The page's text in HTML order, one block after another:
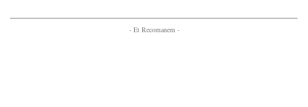
- Et Recomanem -